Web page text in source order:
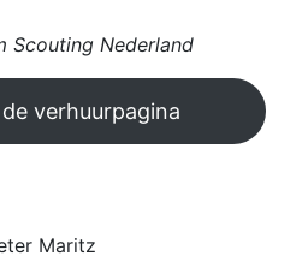
Scouting Nederland
verhuurpagina
Maritz